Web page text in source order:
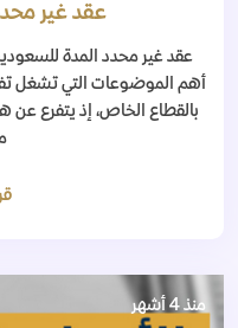
عقد غير
عقد غير محدد المدة
أهم الموضوعات التي تشغل
بالقطاع الخاص، إذ يتفرع
منذ 4 أشهر